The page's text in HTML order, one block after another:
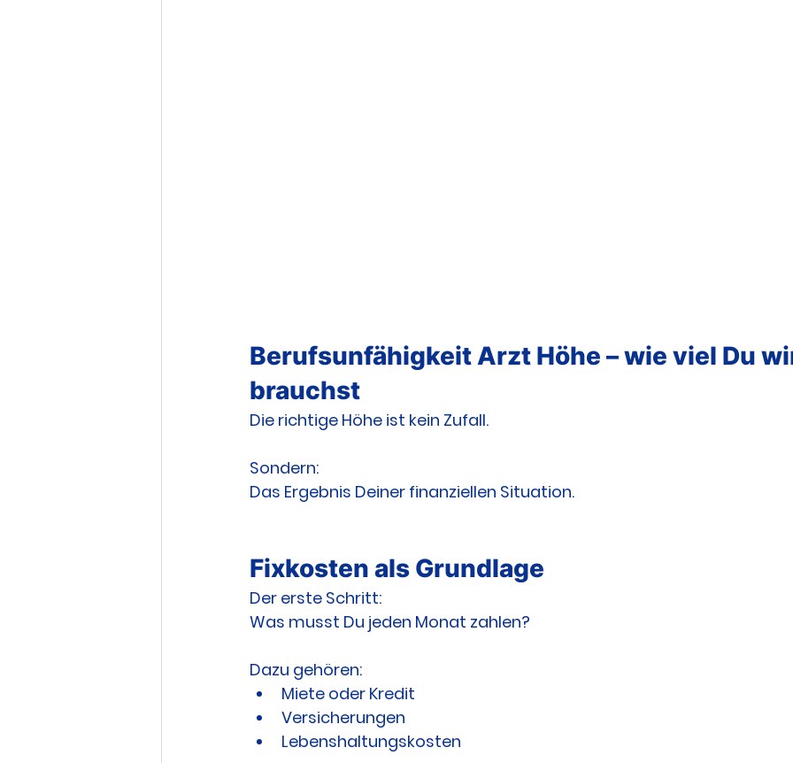
Berufsunfähigkeit Arzt Höhe – wie viel Du
brauchst
Die richtige Höhe ist kein Zufall.
Sondern:
Das Ergebnis Deiner finanziellen Situation.
Fixkosten als Grundlage
Der erste Schritt:
Was musst Du jeden Monat zahlen?
Dazu gehören:
Miete oder Kredit
Versicherungen
Lebenshaltungskosten